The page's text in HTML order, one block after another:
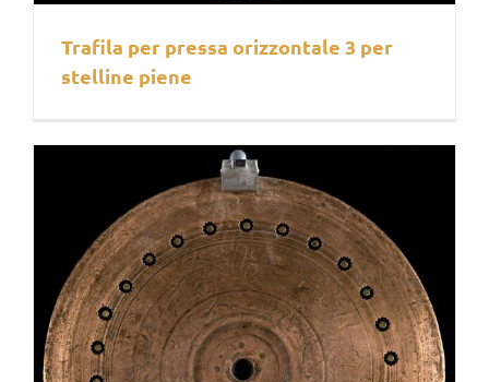
Trafila per pressa orizzontale 3 per
stelline piene